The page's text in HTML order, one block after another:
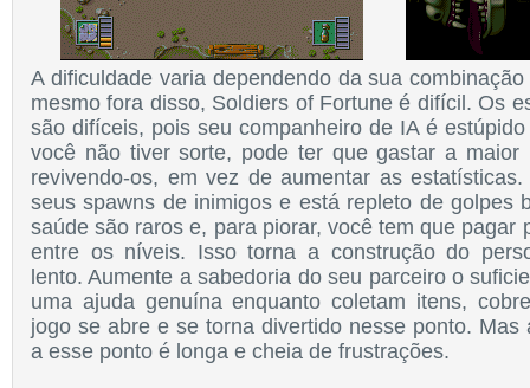
A dificuldade varia dependendo da sua
mesmo fora disso, Soldiers of Fortune é difícil. Os
são difíceis, pois seu companheiro de IA é
você não tiver sorte, pode ter que gastar a maior
revivendo-os, em vez de aumentar as
seus spawns de inimigos e está repleto de golpes
saúde são raros e, para piorar, você tem que pagar
entre os níveis. Isso torna a construção do
lento. Aumente a sabedoria do seu parceiro o
uma ajuda genuína enquanto coletam itens,
jogo se abre e se torna divertido nesse ponto. Mas
a esse ponto é longa e cheia de frustrações.